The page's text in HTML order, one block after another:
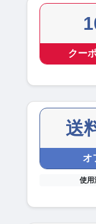
クー
送
オ
使用